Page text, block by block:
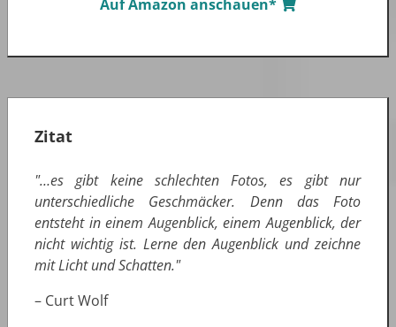
Auf Amazon anschauen*
Zitat
"…es gibt keine schlechten Fotos, es gibt nur
unterschiedliche Geschmäcker. Denn das Foto
entsteht in einem Augenblick, einem Augenblick, der
nicht wichtig ist. Lerne den Augenblick und zeichne
mit Licht und Schatten."
– Curt Wolf